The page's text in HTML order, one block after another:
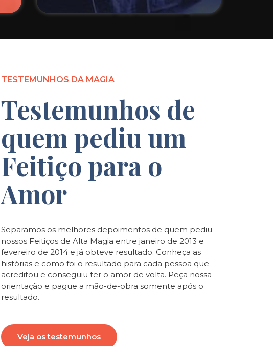
TESTEMUNHOS DA MAGIA
Testemunhos de
quem pediu um
Feitiço para o
Amor
Separamos os melhores depoimentos de quem pediu
nossos Feitiços de Alta Magia entre janeiro de 2013 e
fevereiro de 2014 e já obteve resultado. Conheça as
histórias e como foi o resultado para cada pessoa que
acreditou e conseguiu ter o amor de volta. Peça nossa
orientação e pague a mão-de-obra somente após o
resultado.
Veja os testemunhos